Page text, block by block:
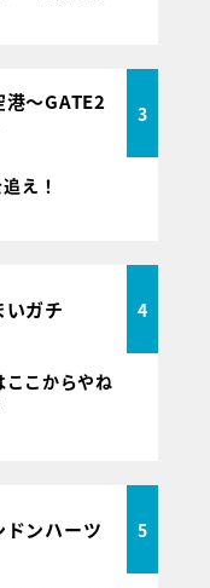
港～GATE2
3
え！
いガチ 4
ここからやね
ドンハーツ 5